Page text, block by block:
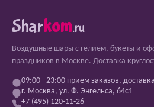
Sharkom.ru
Воздушные шары с гелием, букеты и
праздников в Москве. Доставка
09:00 - 23:00 прием заказов,
г. Москва, ул. Ф. Энгельса, 64с1
+7 (495) 120-11-26